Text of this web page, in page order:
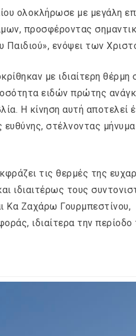
ολοκλήρωσε με μεγάλη
προσφέροντας
Παιδιού», ενόψει των
με ιδιαίτερη
ειδών πρώτης
Η κίνηση αυτή αποτελεί
ευθύνης, στέλνοντας
τις θερμές της
ιδιαιτέρως τους
Κα Ζαχάρω Γουρμπεστίνου,
ιδιαίτερα την